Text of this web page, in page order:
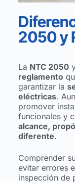
2050 y
La NTC 2050
reglamento
garantizar la
eléctricas.
promover
funcionales y
alcance,
diferente.
Comprender
evitar errores
inspección de